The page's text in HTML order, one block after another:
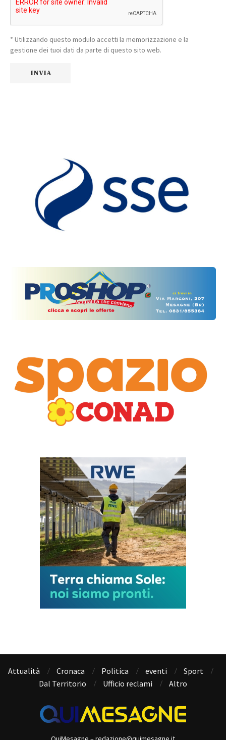
* Utilizzando questo modulo accetti la memorizzazione e la
gestione dei tuoi dati da parte di questo sito web.
Attualità Cronaca Politica eventi
Sport
Dal Territorio
Ufficio reclami Altro